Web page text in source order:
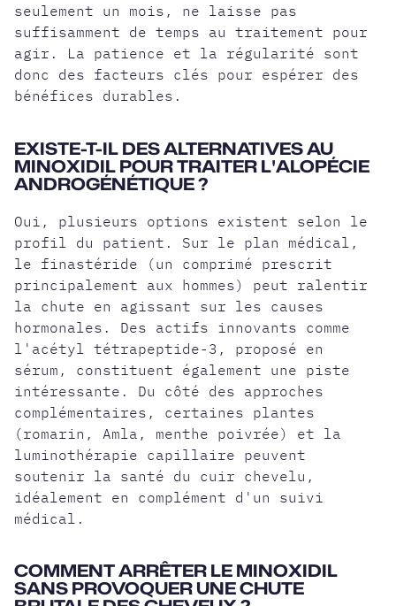
seulement un mois, ne laisse pas
suffisamment de temps au traitement pour
agir. La patience et la régularité sont
donc des facteurs clés pour espérer des
bénéfices durables.
EXISTE-T-IL DES ALTERNATIVES AU
MINOXIDIL POUR TRAITER L'ALOPÉCIE
ANDROGÉNÉTIQUE ?
Oui, plusieurs options existent selon le
profil du patient. Sur le plan médical,
le finastéride (un comprimé prescrit
principalement aux hommes) peut ralentir
la chute en agissant sur les causes
hormonales. Des actifs innovants comme
l'acétyl tétrapeptide-3, proposé en
sérum, constituent également une piste
intéressante. Du côté des approches
complémentaires, certaines plantes
(romarin, Amla, menthe poivrée) et la
luminothérapie capillaire peuvent
soutenir la santé du cuir chevelu,
idéalement en complément d'un suivi
médical.
COMMENT ARRÊTER LE MINOXIDIL
SANS PROVOQUER UNE CHUTE